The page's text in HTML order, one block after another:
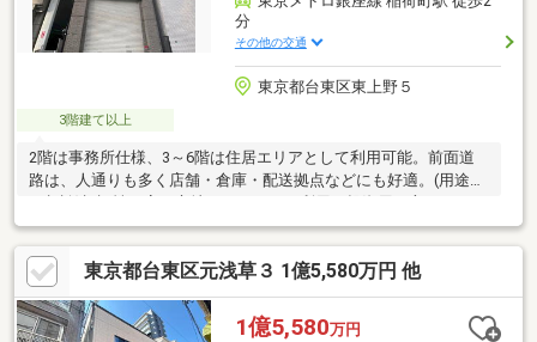
分
その他の交通
東京都台東区東上野５
3階建て以上
2階は事務所仕様、3～6階は住居エリアとして利用可能。前面道
路は、人通りも多く店舗・倉庫・配送拠点などにも好適。(用途は
要相談)視認性の高い立地で、オーナー利用・投資用双方におすす
めのハイブリッドビルです！借地権付きのため、所有権物件と比
べて価格も抑えめ◎※民泊は禁止
東京都台東区元浅草３ 1億5,580万円 他
1億5,580万円